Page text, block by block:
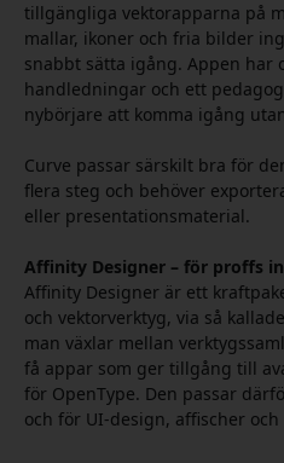
tillgängliga vektorapparna på
mallar, ikoner och fria bilder
snabbt sätta igång. Appen har
handledningar och ett
nybörjare att komma igång
Curve passar särskilt bra för
flera steg och behöver
eller presentationsmaterial.
Affinity Designer – för proffs
Affinity Designer är ett
och vektorverktyg, via så
man växlar mellan
få appar som ger tillgång till
för OpenType. Den passar
och för UI-design, affischer